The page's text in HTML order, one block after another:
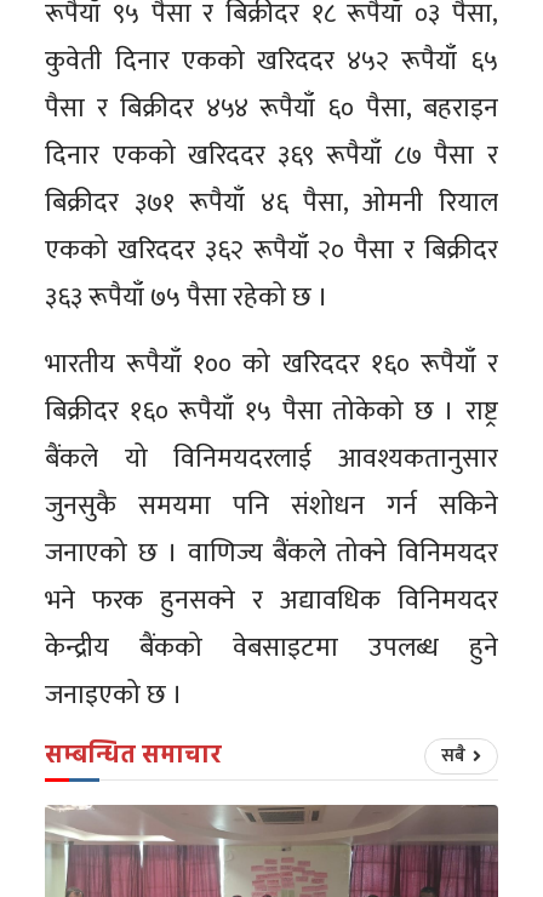
रूपैयाँ ९५ पैसा र बिक्रीदर १८ रूपैयाँ ०३ पैसा,
कुवेती दिनार एकको खरिददर ४५२ रूपैयाँ ६५
पैसा र बिक्रीदर ४५४ रूपैयाँ ६० पैसा, बहराइन
दिनार एकको खरिददर ३६९ रूपैयाँ ८७ पैसा र
बिक्रीदर ३७१ रूपैयाँ ४६ पैसा, ओमनी रियाल
एकको खरिददर ३६२ रूपैयाँ २० पैसा र बिक्रीदर
३६३ रूपैयाँ ७५ पैसा रहेको छ ।
भारतीय रूपैयाँ १०० को खरिददर १६० रूपैयाँ र
बिक्रीदर १६० रूपैयाँ १५ पैसा तोकेको छ । राष्ट्र
बैंकले यो विनिमयदरलाई आवश्यकतानुसार
जुनसुकै समयमा पनि संशोधन गर्न सकिने
जनाएको छ । वाणिज्य बैंकले तोक्ने विनिमयदर
भने फरक हुनसक्ने र अद्यावधिक विनिमयदर
केन्द्रीय बैंकको वेबसाइटमा उपलब्ध हुने
जनाइएको छ ।
सम्बन्धित समाचार सबै